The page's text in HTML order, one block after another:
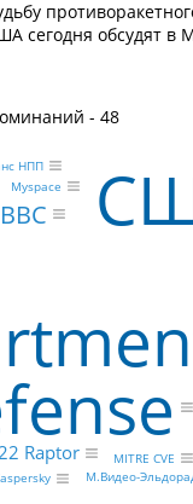
сегодня обсудят в
- 48
BBC
Raptor MITRE CVE
М.Видео-
НПП
Myspace